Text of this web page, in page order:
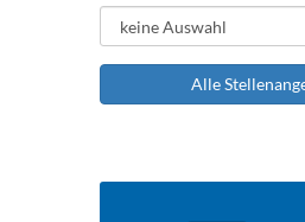
Alle